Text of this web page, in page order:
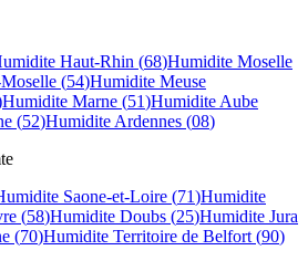
Haut-Rhin (68)Humidite Moselle
(54)Humidite Meuse
Humidite Marne (51)Humidite Aube
(52)Humidite Ardennes (08)
Saone-et-Loire (71)Humidite
(58)Humidite Doubs (25)Humidite Jura
(70)Humidite Territoire de Belfort (90)